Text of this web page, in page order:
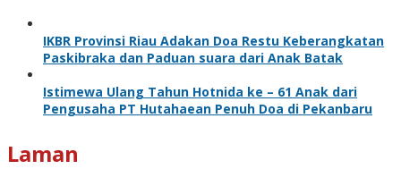
IKBR Provinsi Riau Adakan Doa Restu Keberangkatan
Paskibraka dan Paduan suara dari Anak Batak
Istimewa Ulang Tahun Hotnida ke – 61 Anak dari
Pengusaha PT Hutahaean Penuh Doa di Pekanbaru
Laman